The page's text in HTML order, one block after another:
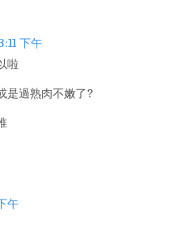
下午
啦
是過熟肉不嫩了?
午